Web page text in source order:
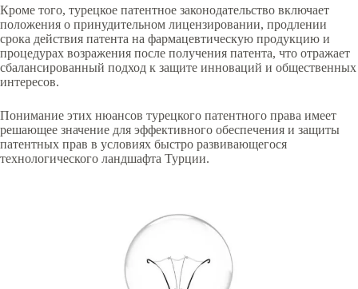
Кроме того, турецкое патентное законодательство включает
положения о принудительном лицензировании, продлении
срока действия патента на фармацевтическую продукцию и
процедурах возражения после получения патента, что отражает
сбалансированный подход к защите инноваций и общественных
интересов.
Понимание этих нюансов турецкого патентного права имеет
решающее значение для эффективного обеспечения и защиты
патентных прав в условиях быстро развивающегося
технологического ландшафта Турции.